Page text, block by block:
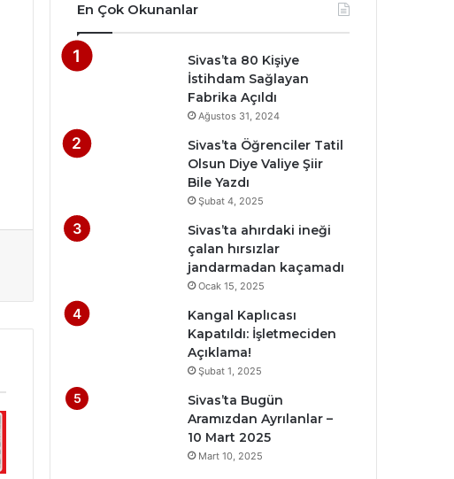
En Çok Okunanlar
Sivas’ta 80 Kişiye
İstihdam Sağlayan
Fabrika Açıldı
Ağustos 31, 2024
Sivas’ta Öğrenciler Tatil
Olsun Diye Valiye Şiir
Bile Yazdı
Şubat 4, 2025
Sivas’ta ahırdaki ineği
çalan hırsızlar
jandarmadan kaçamadı
Ocak 15, 2025
Kangal Kaplıcası
Kapatıldı: İşletmeciden
Açıklama!
Şubat 1, 2025
Sivas’ta Bugün
Aramızdan Ayrılanlar –
10 Mart 2025
Mart 10, 2025